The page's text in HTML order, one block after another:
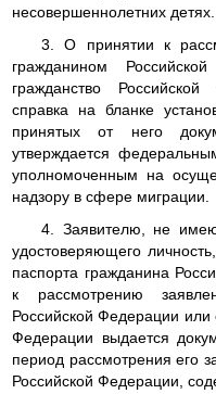
несовершеннолетних детях.
3. О принятии к
гражданином
гражданство
справка на бланке
принятых от него
утверждается
уполномоченным на
надзору в сфере миграции.
4. Заявителю, не
удостоверяющего
паспорта гражданина
к рассмотрению
Российской Федерации или
Федерации выдается
период рассмотрения его
Российской Федерации,